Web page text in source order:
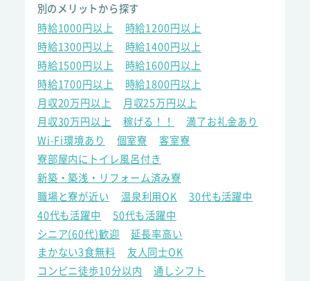
別のメリットから探す
時給1000円以上
時給1200円以上
時給1300円以上
時給1400円以上
時給1500円以上
時給1600円以上
時給1700円以上
時給1800円以上
月収20万円以上
月収25万円以上
月収30万円以上
稼げる！！
満了お礼金あり
Wi-Fi環境あり
個室寮
客室寮
寮部屋内にトイレ風呂付き
新築・築浅・リフォーム済み寮
職場と寮が近い
温泉利用OK
30代も活躍中
40代も活躍中
50代も活躍中
シニア(60代)歓迎
延長率高い
まかない3食無料
友人同士OK
コンビニ徒歩10分以内
通しシフト